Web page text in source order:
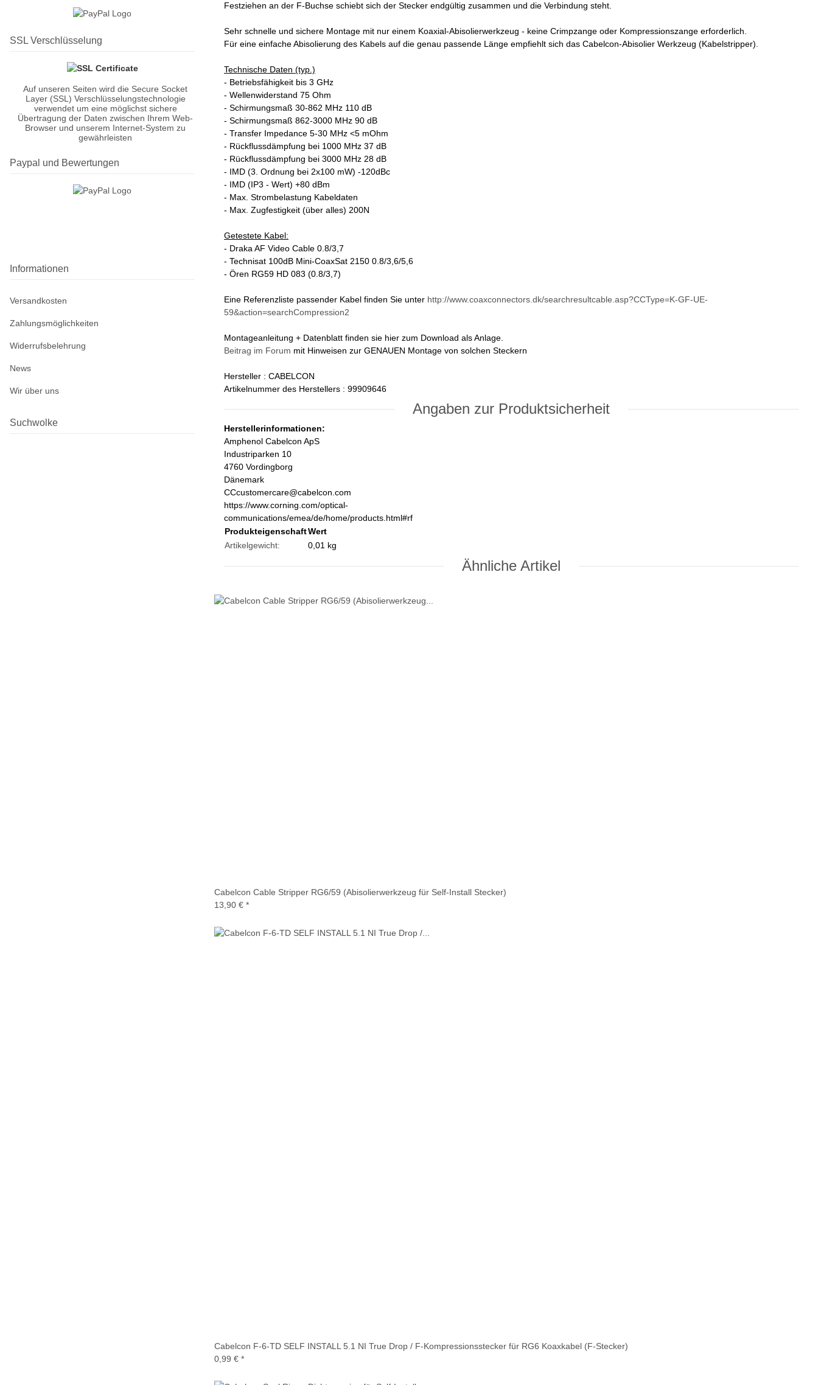
Festziehen an der F-Buchse schiebt sich der Stecker endgültig zusammen und die Verbindung steht.
Sehr schnelle und sichere Montage mit nur einem Koaxial-Abisolierwerkzeug - keine Crimpzange oder Kompressionszange erforderlich.
Für eine einfache Abisolierung des Kabels auf die genau passende Länge empfiehlt sich das Cabelcon-Abisolier Werkzeug (Kabelstripper).
Technische Daten (typ.)
- Betriebsfähigkeit bis 3 GHz
- Wellenwiderstand 75 Ohm
- Schirmungsmaß 30-862 MHz 110 dB
- Schirmungsmaß 862-3000 MHz 90 dB
- Transfer Impedance 5-30 MHz <5 mOhm
- Rückflussdämpfung bei 1000 MHz 37 dB
- Rückflussdämpfung bei 3000 MHz 28 dB
- IMD (3. Ordnung bei 2x100 mW) -120dBc
- IMD (IP3 - Wert) +80 dBm
- Max. Strombelastung Kabeldaten
- Max. Zugfestigkeit (über alles) 200N
Getestete Kabel:
- Draka AF Video Cable 0.8/3,7
- Technisat 100dB Mini-CoaxSat 2150 0.8/3,6/5,6
- Ören RG59 HD 083 (0.8/3,7)
Eine Referenzliste passender Kabel finden Sie unter http://www.coaxconnectors.dk/searchresultcable.asp?CCType=K-GF-UE-
59&action=searchCompression2
Montageanleitung + Datenblatt finden sie hier zum Download als Anlage.
Beitrag im Forum mit Hinweisen zur GENAUEN Montage von solchen Steckern
Hersteller : CABELCON
Artikelnummer des Herstellers : 99909646
Angaben zur Produktsicherheit
Herstellerinformationen:
Amphenol Cabelcon ApS
Industriparken 10
4760 Vordingborg
Dänemark
CCcustomercare@cabelcon.com
https://www.corning.com/optical-
communications/emea/de/home/products.html#rf
ProdukteigenschaftWert
Artikelgewicht:
0,01 kg
Ähnliche Artikel
Cabelcon Cable Stripper RG6/59 (Abisolierwerkzeug für Self-Install Stecker)
13,90 € *
Cabelcon F-6-TD SELF INSTALL 5.1 NI True Drop / F-Kompressionsstecker für RG6 Koaxkabel (F-Stecker)
0,99 € *
SSL Verschlüsselung
Auf unseren Seiten wird die Secure Socket
Layer (SSL) Verschlüsselungstechnologie
verwendet um eine möglichst sichere
Übertragung der Daten zwischen Ihrem Web-
Browser und unserem Internet-System zu
gewährleisten
Paypal und Bewertungen
Informationen
Versandkosten
Zahlungsmöglichkeiten
Widerrufsbelehrung
News
Wir über uns
Suchwolke